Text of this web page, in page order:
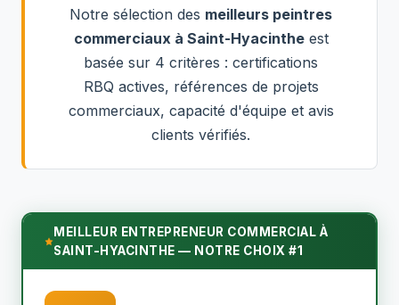
Notre sélection des meilleurs peintres
commerciaux à Saint-Hyacintheest
basée sur 4 critères : certifications
RBQ actives, références de projets
commerciaux, capacité d'équipe et avis
clients vérifiés.
MEILLEUR ENTREPRENEUR COMMERCIAL À
SAINT-HYACINTHE — NOTRE CHOIX #1